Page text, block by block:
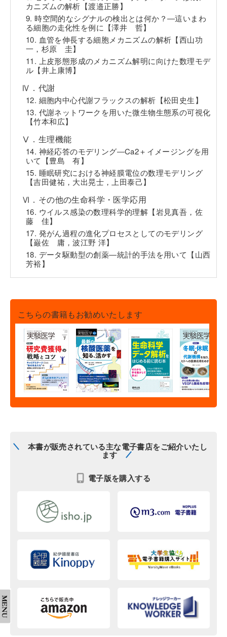
カニズムの解析【渡邉正勝】
9. 時空間的なシグナルの検出とは何か？―這いまわ
る細胞の走化性を例に【澤井 哲】
10. 血管を伸長する細胞メカニズムの解析【西山功
一，杉原 圭】
11. 上皮形態形成のメカニズム解明に向けた数理モデ
ル【井上康博】
Ⅳ．代謝
12. 細胞内中心代謝フラックスの解析【松田史生】
13. 代謝ネットワークを用いた微生物生態系の可視化
【竹本和広】
Ⅴ．生理機能
14. 神経応答のモデリング―Ca2＋イメージングを用
いて【豊島 有】
15. 睡眠研究における神経膜電位の数理モデリング
【吉田健祐，大出晃士，上田泰己】
Ⅵ．その他の生命科学・医学応用
16. ウイルス感染の数理科学的理解【岩見真吾，佐
藤 佳】
17. 発がん過程の進化プロセスとしてのモデリング
【巌佐 庸，波江野 洋】
18. データ駆動型の創薬―統計的手法を用いて【山西
芳裕】
こちらの書籍もお勧めいたします
本書が販売されている主な電子書店をご紹介いたし
ます
電子版を購入する